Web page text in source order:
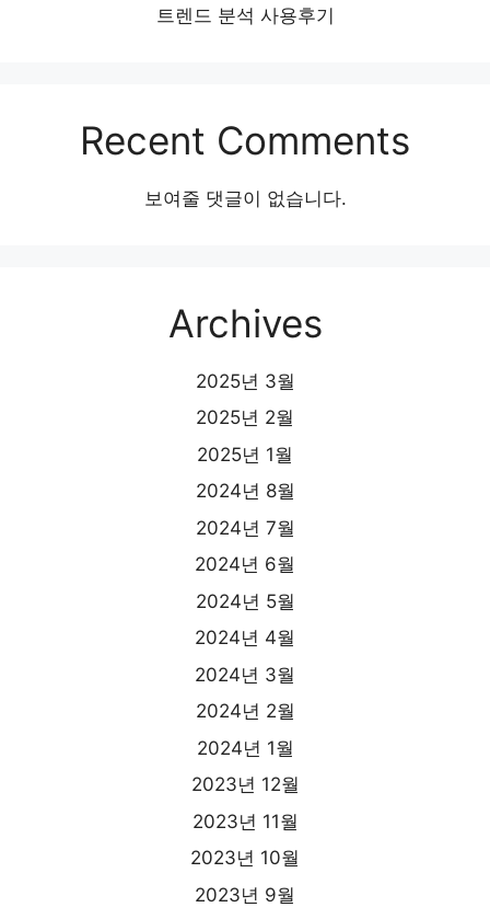
트렌드 분석 사용후기
Recent Comments
보여줄 댓글이 없습니다.
Archives
2025년 3월
2025년 2월
2025년 1월
2024년 8월
2024년 7월
2024년 6월
2024년 5월
2024년 4월
2024년 3월
2024년 2월
2024년 1월
2023년 12월
2023년 11월
2023년 10월
2023년 9월